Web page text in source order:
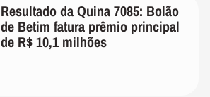
Resultado da Quina 7085: Bolão
de Betim fatura prêmio principal
de R$ 10,1 milhões